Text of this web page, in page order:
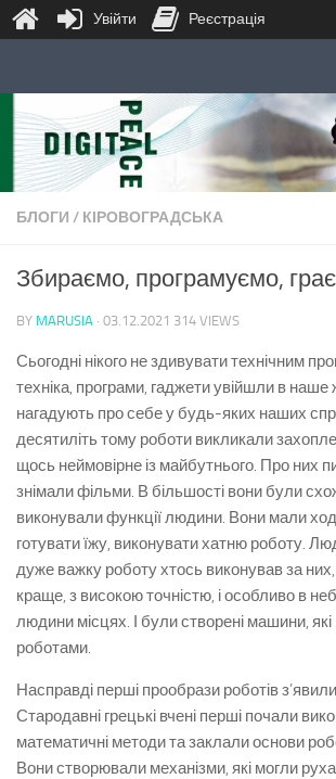
Skip to content
БЛОГИ / КІРОВОГРАДСЬКА
Збираємо, програмуємо,
BY MARUSIA · 03.12.2021 314 VIEWS
Сьогодні нікого не здивувати технічним
техніка, програми, гаджети увійшли в наше
нагадують про себе у будь-яких наших
десятиліть тому роботи викликали
щось неймовірне із майбутнього. Про них
знімали фільми. В більшості вони були
виконували функції людини. Вони мали
готувати їжу, виконувати хатню роботу.
дуже важку роботу хтось виконував за
краще, з високою точністю, і особливо в
людини місцях. І були створені машини,
роботами.
Насправді перші прообрази роботів
Стародавні грецькі вчені перші почали
математичні методи та заклали основи
Вони створювали механізми, які могли
Увійти Реєстрація